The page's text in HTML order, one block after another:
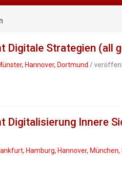
Digitale Strategien (all
Hannover, Dortmund /
Digitalisierung Innere
Hamburg, Hannover,